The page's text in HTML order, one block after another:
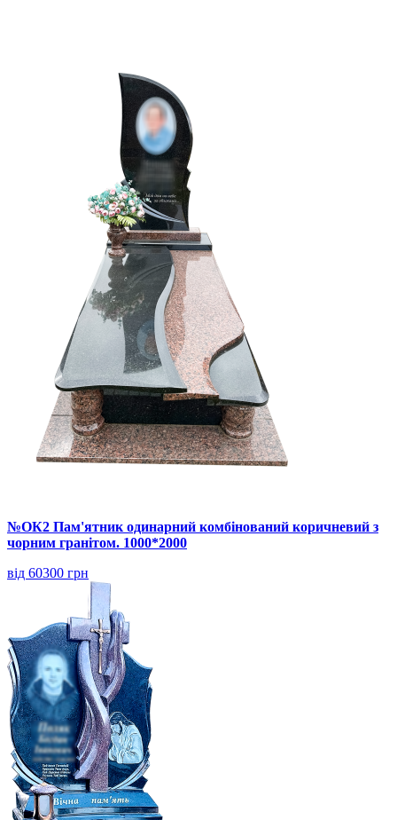
№ОК2 Пам'ятник одинарний комбінований коричневий з
чорним гранітом. 1000*2000
від 60300 грн